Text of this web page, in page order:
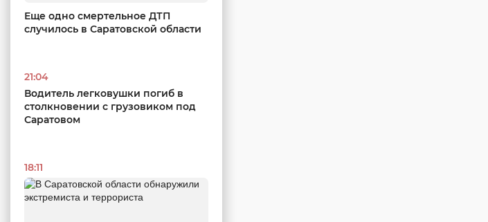
Еще одно смертельное ДТП
случилось в Саратовской области
21:04
Водитель легковушки погиб в
столкновении с грузовиком под
Саратовом
18:11